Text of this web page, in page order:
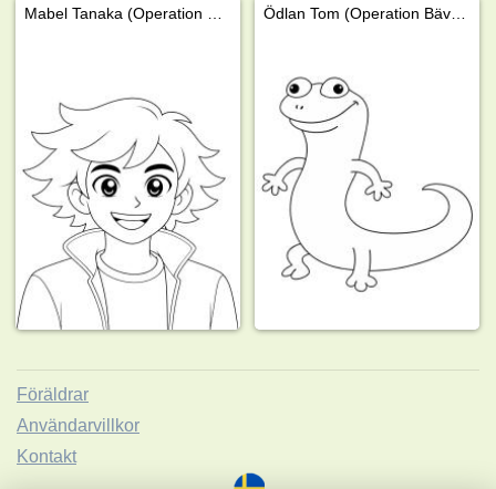
Föräldrar
Användarvillkor
Kontakt